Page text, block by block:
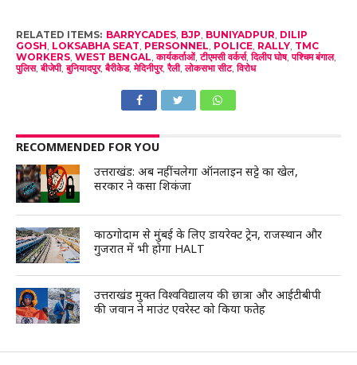
RELATED ITEMS: BARRYCADES, BJP BUNIYADPUR DILIP
GOSH LOKSABHA SEAT PERSONNEL POLICE, RALLY, TMC
WORKERS, WEST BENGAL ,कार्यकर्ताओं,टीएमसी वर्कर्स,दिलीप घोष,पश्चिम बंगाल,
पुलिस,बीजेपी,बुनियादपुर,बैरीकेड,मेदिनीपुर,रैली,लोकसभा सीट,विरोध
RECOMMENDED FOR YOU
उत्तराखंड: अब नहीं चलेगा ऑनलाइन सट्टे का खेल,
सरकार ने कसा शिकंजा
काठगोदाम से मुंबई के लिए डायरेक्ट ट्रेन, राजस्थान और
गुजरात में भी होगा HALT
उत्तराखंड मुक्त विश्वविद्यालय की छात्रा और आईटीबीपी
की जवान ने माउंट एवरेस्ट को किया फतेह